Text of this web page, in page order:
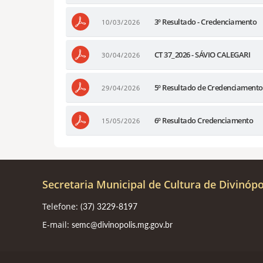
10/03/2026 3º Resultado - Credenciamento
30/04/2026 CT 37_2026 - SÁVIO CALEGARI
29/04/2026 5º Resultado de Credenciamento
15/05/2026 6º Resultado Credenciamento
Secretaria Municipal de Cultura de
Telefone: (37) 3229-8197
E-mail: semc@divinopolis.mg.gov.br